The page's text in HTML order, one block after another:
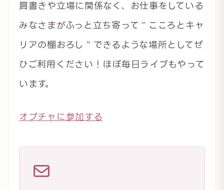
肩書きや立場に関係なく、お仕事をしている
みなさまがふっと立ち寄って＂こころとキャ
リアの棚おろし＂できるような場所としてぜ
ひご利用ください！ほぼ毎日ライブもやって
います。
オプチャに参加する